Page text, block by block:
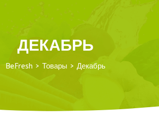
ДЕКАБРЬ
BeFresh > Товары > Декабрь